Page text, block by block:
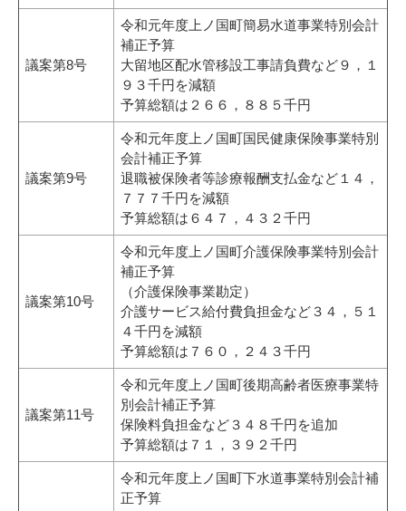
議案第8号
令和元年度上ノ国町簡易水道事業特別会計
補正予算
大留地区配水管移設工事請負費など９，１
９３千円を減額
予算総額は２６６，８８５千円
議案第9号
令和元年度上ノ国町国民健康保険事業特別
会計補正予算
退職被保険者等診療報酬支払金など１４，
７７７千円を減額
予算総額は６４７，４３２千円
議案第10号
令和元年度上ノ国町介護保険事業特別会計
補正予算
（介護保険事業勘定）
介護サービス給付費負担金など３４，５１
４千円を減額
予算総額は７６０，２４３千円
議案第11号
令和元年度上ノ国町後期高齢者医療事業特
別会計補正予算
保険料負担金など３４８千円を追加
予算総額は７１，３９２千円
令和元年度上ノ国町下水道事業特別会計補
正予算